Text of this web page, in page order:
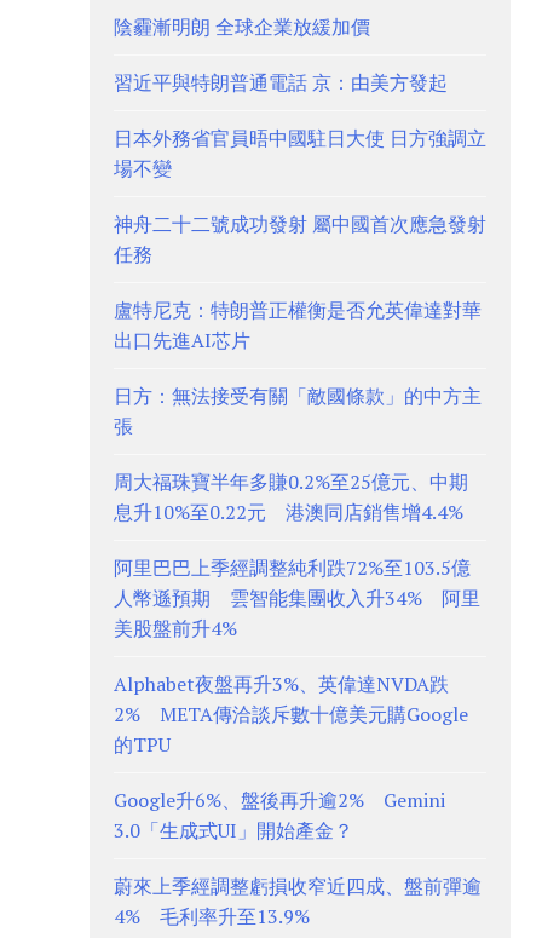
陰霾漸明朗 全球企業放緩加價
習近平與特朗普通電話 京：由美方發起
日本外務省官員晤中國駐日大使 日方強調立
場不變
神舟二十二號成功發射 屬中國首次應急發射
任務
盧特尼克：特朗普正權衡是否允英偉達對華
出口先進AI芯片
日方：無法接受有關「敵國條款」的中方主
張
周大福珠寶半年多賺0.2%至25億元、中期
息升10%至0.22元 港澳同店銷售增4.4%
阿里巴巴上季經調整純利跌72%至103.5億
人幣遜預期 雲智能集團收入升34% 阿里
美股盤前升4%
Alphabet夜盤再升3%、英偉達NVDA跌
2% META傳洽談斥數十億美元購Google
的TPU
Google升6%、盤後再升逾2% Gemini
3.0「生成式UI」開始產金？
蔚來上季經調整虧損收窄近四成、盤前彈逾
4% 毛利率升至13.9%